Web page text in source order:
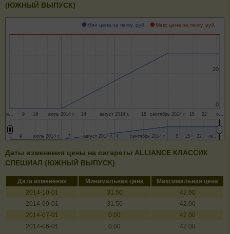
(ЮЖНЫЙ ВЫПУСК)
Мин цена за пачку, руб. Макс цена за пачку, руб.
и… июль 2014 г. август 2014 г. сентябрь 2014 г. о…
9 16 14 18 15 22
0
0
20
20
июль 2014 г.
июль 2014 г. август 2014 г.
август 2014 г. сентябрь 2014 г.
сентябрь 2014 г. ок…
ок…
9
9 77 4
4 8
8 15
15 22
22
Даты изменения цены на сигареты ALLIANCE КЛАССИК
СПЕШИАЛ (ЮЖНЫЙ ВЫПУСК)
Дата изменения Минимальная цена
Максимальная цена
2014-10-01
31.50
42.00
2014-09-01
31.50
42.00
2014-07-01
0.00
42.00
2014-06-01
0.00 42.00